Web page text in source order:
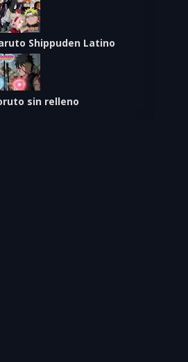
Shippuden Latino
sin relleno